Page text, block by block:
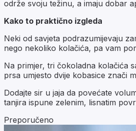
održe svoju težinu, a imaju dobar
Kako to praktično izgleda
Neki od savjeta podrazumijevaju
nego nekoliko kolačića, pa vam
Na primjer, tri čokoladna kolačića
prsa umjesto dvije kobasice znači
Dodajte sir u jaja da povećate
tanjira ispune zelenim, lisnatim
Preporučeno